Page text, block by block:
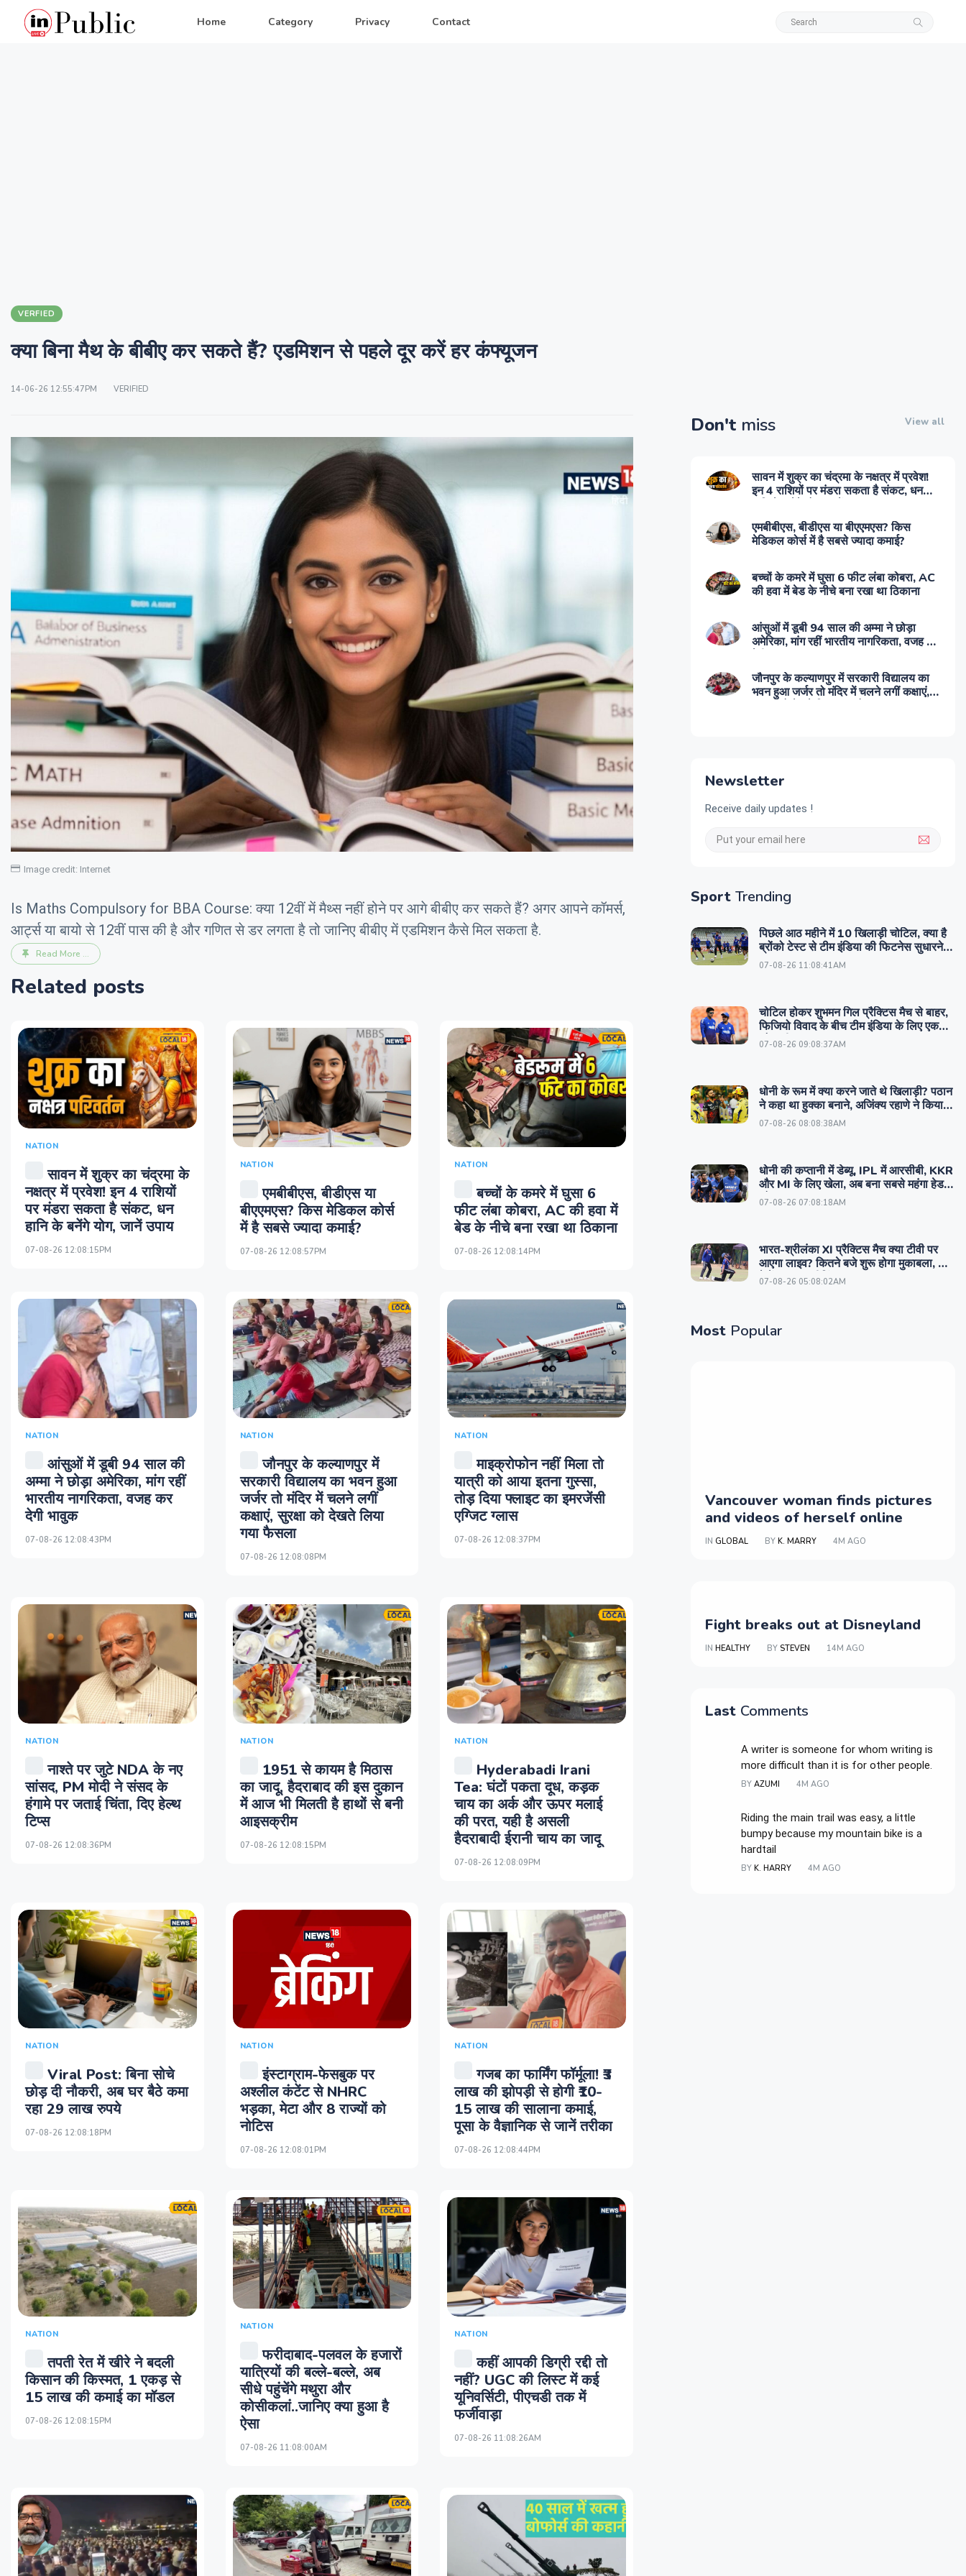
Home Category Privacy Contact
VERFIED
क्या बिना मैथ के बीबीए कर सकते हैं? एडमिशन से पहले दूर करें हर कंफ्यूजन
14-06-26 12:55:47PM VERIFIED
Image credit: Internet
Is Maths Compulsory for BBA Course: क्या 12वीं में मैथ्स नहीं होने पर आगे बीबीए कर सकते हैं? अगर आपने कॉमर्स,
आर्ट्स या बायो से 12वीं पास की है और गणित से डर लगता है तो जानिए बीबीए में एडमिशन कैसे मिल सकता है.
Read More ...
Related posts
NATION
सावन में शुक्र का चंद्रमा के
नक्षत्र में प्रवेश! इन 4 राशियों
पर मंडरा सकता है संकट, धन
हानि के बनेंगे योग, जानें उपाय
07-08-26 12:08:15PM
NATION
एमबीबीएस, बीडीएस या
बीएएमएस? किस मेडिकल कोर्स
में है सबसे ज्यादा कमाई?
07-08-26 12:08:57PM
NATION
बच्चों के कमरे में घुसा 6
फीट लंबा कोबरा, AC की हवा में
बेड के नीचे बना रखा था ठिकाना
07-08-26 12:08:14PM
NATION
आंसुओं में डूबी 94 साल की
अम्मा ने छोड़ा अमेर‍िका, मांग रहीं
भारतीय नागरिकता, वजह कर
देगी भावुक
07-08-26 12:08:43PM
NATION
जौनपुर के कल्याणपुर में
सरकारी विद्यालय का भवन हुआ
जर्जर तो मंदिर में चलने लगीं
कक्षाएं, सुरक्षा को देखते लिया
गया फैसला
07-08-26 12:08:08PM
NATION
माइक्रोफोन नहीं मिला तो
यात्री को आया इतना गुस्सा,
तोड़ दिया फ्लाइट का इमरजेंसी
एग्जिट ग्लास
07-08-26 12:08:37PM
NATION
नाश्ते पर जुटे NDA के नए
सांसद, PM मोदी ने संसद के
हंगामे पर जताई चिंता, दिए हेल्थ
टिप्स
07-08-26 12:08:36PM
NATION
1951 से कायम है मिठास
का जादू, हैदराबाद की इस दुकान
में आज भी मिलती है हाथों से बनी
आइसक्रीम
07-08-26 12:08:15PM
NATION
Hyderabadi Irani
Tea: घंटों पकता दूध, कड़क
चाय का अर्क और ऊपर मलाई
की परत, यही है असली
हैदराबादी ईरानी चाय का जादू
07-08-26 12:08:09PM
NATION
Viral Post: बिना सोचे
छोड़ दी नौकरी, अब घर बैठे कमा
रहा 29 लाख रुपये
07-08-26 12:08:18PM
NATION
इंस्टाग्राम-फेसबुक पर
अश्लील कंटेंट से NHRC
भड़का, मेटा और 8 राज्यों को
नोटिस
07-08-26 12:08:01PM
NATION
गजब का फार्मिंग फॉर्मूला! ₹3
लाख की झोपड़ी से होगी ₹10-
15 लाख की सालाना कमाई,
पूसा के वैज्ञानिक से जानें तरीका
07-08-26 12:08:44PM
NATION
तपती रेत में खीरे ने बदली
किसान की किस्मत, 1 एकड़ से
15 लाख की कमाई का मॉडल
07-08-26 12:08:15PM
NATION
फरीदाबाद-पलवल के हजारों
यात्रियों की बल्ले-बल्ले, अब
सीधे पहुंचेंगे मथुरा और
कोसीकलां..जानिए क्या हुआ है
ऐसा
07-08-26 11:08:00AM
NATION
कहीं आपकी डिग्री रद्दी तो
नहीं? UGC की लिस्ट में कई
यूनिवर्सिटी, पीएचडी तक में
फर्जीवाड़ा
07-08-26 11:08:26AM
Don't miss View all
सावन में शुक्र का चंद्रमा के नक्षत्र में प्रवेश!
इन 4 राशियों पर मंडरा सकता है संकट, धन
एमबीबीएस, बीडीएस या बीएएमएस? किस
मेडिकल कोर्स में है सबसे ज्यादा कमाई?
बच्चों के कमरे में घुसा 6 फीट लंबा कोबरा, AC
की हवा में बेड के नीचे बना रखा था ठिकाना
आंसुओं में डूबी 94 साल की अम्मा ने छोड़ा
अमेर‍िका, मांग रहीं भारतीय नागरिकता, वजह कर
जौनपुर के कल्याणपुर में सरकारी विद्यालय का
भवन हुआ जर्जर तो मंदिर में चलने लगीं कक्षाएं,
Newsletter
Receive daily updates !
Sport Trending
पिछले आठ महीने में 10 खिलाड़ी चोटिल, क्या है
ब्रोंको टेस्ट से टीम इंडिया की फिटनेस सुधारने
का प्लान?
07-08-26 11:08:41AM
चोटिल होकर शुभमन गिल प्रैक्टिस मैच से बाहर,
फिजियो विवाद के बीच टीम इंडिया के लिए एक
और बुरी खबर
07-08-26 09:08:37AM
धोनी के रूम में क्या करने जाते थे खिलाड़ी? पठान
ने कहा था हुक्का बनाने, अजिंक्य रहाणे ने किया
नया खुलासा
07-08-26 08:08:38AM
धोनी की कप्तानी में डेब्यू, IPL में आरसीबी, KKR
और MI के लिए खेला, अब बना सबसे महंगा हेड
कोच
07-08-26 07:08:18AM
भारत-श्रीलंका XI प्रैक्टिस मैच क्या टीवी पर
आएगा लाइव? कितने बजे शुरू होगा मुकाबला, कहां
देखें लाइव स्ट्रीमिंग
07-08-26 05:08:02AM
Most Popular
Vancouver woman finds pictures
and videos of herself online
IN GLOBAL BY K. MARRY 4M AGO
Fight breaks out at Disneyland
IN HEALTHY BY STEVEN 14M AGO
Last Comments
A writer is someone for whom writing is
more difficult than it is for other people.
BY AZUMI 4M AGO
Riding the main trail was easy, a little
bumpy because my mountain bike is a
hardtail
BY K. HARRY 4M AGO